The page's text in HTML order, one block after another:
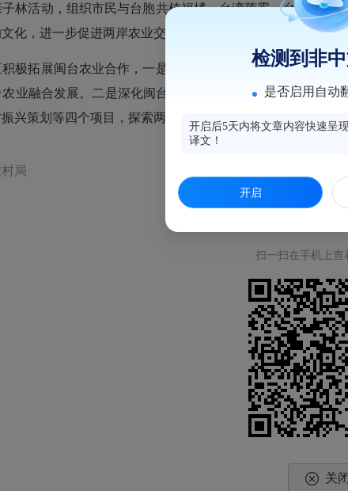
林活动，组织市民与台胞共植福橘、台湾莲雾、台湾芒果
化，进一步促进两岸农业交流合作。
拓展闽台农业合作，一是引进台湾农业高优品种，先后
业融合发展。二是深化闽台乡建乡创，引入台湾团队对亭
兴策划等四个项目，探索两岸融合发展新路径，助力乡村振
局
扫一扫在手机上查
关闭
检测到非
是否启用自动
开启后5天内将文章内容快速呈
译文！
开启